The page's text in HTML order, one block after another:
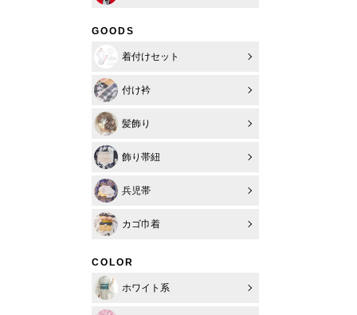
GOODS
着付けセット
付け衿
髪飾り
飾り帯紐
兵児帯
カゴ巾着
COLOR
ホワイト系